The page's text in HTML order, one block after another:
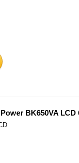
BK650VA LCD